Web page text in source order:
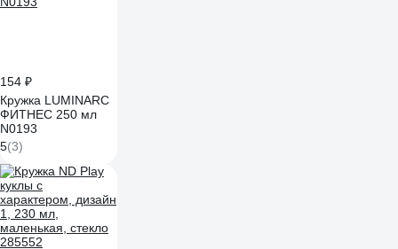
154 ₽
Кружка LUMINARC
ФИТНЕС 250 мл
N0193
5(3)